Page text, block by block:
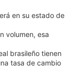
en su estado de
volumen, esa
brasileño tienen
tasa de cambio